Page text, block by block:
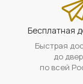
Бесплатная
Быстрая
до
по всей